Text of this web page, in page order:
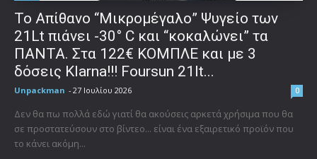
Το Απίθανο “Μικρομέγαλο” Ψυγείο των
21Lt πιάνει -30° C και “κοκαλώνει” τα
ΠΑΝΤΑ. Στα 122€ ΚΟΜΠΛΕ και με 3
δόσεις Klarna!!! Foursun 21lt...
Unpackman - 27 Ιουλίου 2026 0
Δεν θα πω πολλά εδώ γιατί θα ακούσεις αρκετά χρήσιμα που θα
σε προστατεύσουν στο βίντεο... είναι ένα εξαιρετικό προϊόν που
το κάνει ακόμη...